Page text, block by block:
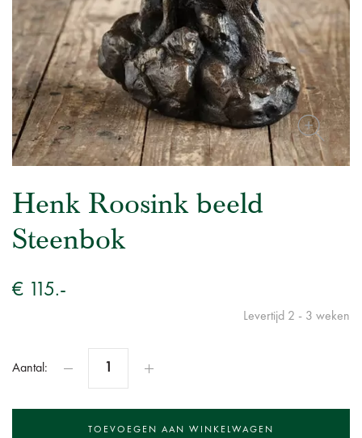
Henk Roosink beeld
Steenbok
€ 115.-
Levertijd 2 - 3 weken
Aantal: